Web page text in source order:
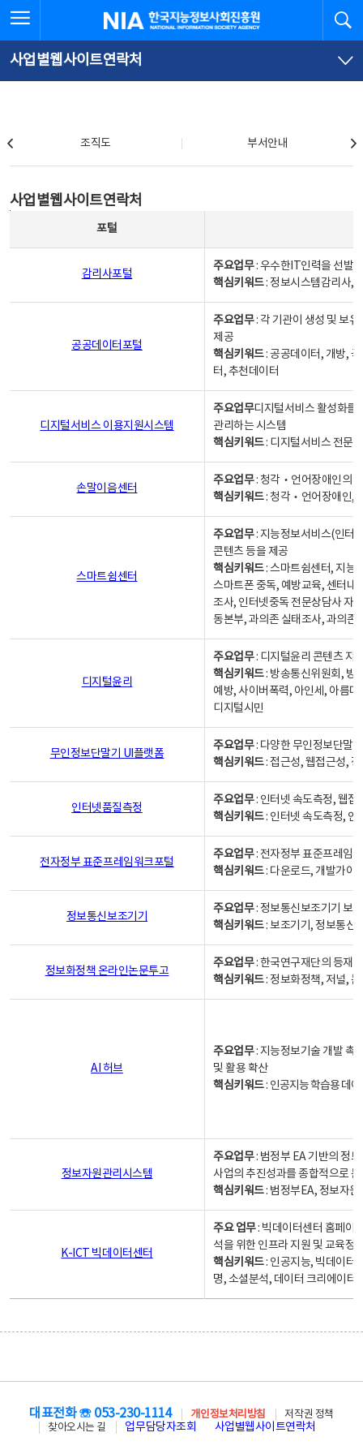
문
로
가
체
뉴
바
가
한국지능정보사회진흥원
사업별웹사이트연락처
조직도 부서안내
사업별웹사이트연락처
포털
감리사포털
주요업무: 우수한IT인력을 선발
핵심키워드: 정보시스템감리사,
공공데이터포털
주요업무: 각 기관이 생성 및 보
제공
핵심키워드: 공공데이터, 개방,
터, 추천데이터
디지털서비스 이용지원시스템
주요업무디지털서비스 활성화를
관리하는 시스템
핵심키워드: 디지털서비스 전문
손말이음센터
주요업무: 청각‧언어장애인의
핵심키워드: 청각‧언어장애인,
스마트쉼센터
주요업무: 지능정보서비스(인터
콘텐츠 등을 제공
핵심키워드: 스마트쉼센터, 지능
스마트폰 중독, 예방교육, 센터내
조사, 인터넷중독 전문상담사 자
동본부, 과의존 실태조사, 과의존
디지털윤리
주요업무: 디지털윤리 콘텐츠 지
핵심키워드: 방송통신위원회, 방
예방, 사이버폭력, 아인세, 아름
디지털시민
무인정보단말기 UI플랫폼
주요업무: 다양한 무인정보단말
핵심키워드: 접근성, 웹접근성,
인터넷품질측정
주요업무: 인터넷 속도측정, 웹접
핵심키워드: 인터넷 속도측정, 인
전자정부 표준프레임워크포털
주요업무: 전자정부 표준프레임
핵심키워드: 다운로드, 개발가이
정보통신보조기기
주요업무: 정보통신보조기기 보
핵심키워드: 보조기기, 정보통신
정보화정책 온라인논문투고
주요업무: 한국연구재단의 등재
핵심키워드: 정보화정책, 저널,
AI 허브
주요업무: 지능정보기술 개발 촉
및 활용 확산
핵심키워드: 인공지능 학습용 데
정보자원관리시스템
주요업무: 범정부 EA 기반의 정
사업의 추진성과를 종합적으로
핵심키워드: 범정부EA, 정보자
K-ICT 빅데이터센터
주요 업무: 빅데이터센터 홈페이
석을 위한 인프라 지원 및 교육정
핵심키워드: 인공지능, 빅데이터,
명, 소셜분석, 데이터 크리에이터
대표전화 ☏ 053-230-1114 개인정보처리방침
저작권 정책
찾아오시는 길
업무담당자조회 사업별웹사이트연락처